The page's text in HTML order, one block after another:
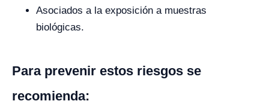
Asociados a la exposición a muestras
biológicas.
Para prevenir estos riesgos se
recomienda: